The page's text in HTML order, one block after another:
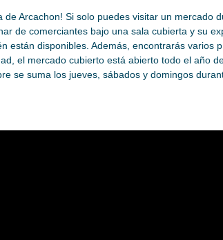
de Arcachon! Si solo puedes visitar un mercado
de comerciantes bajo una sala cubierta y su
están disponibles. Además, encontrarás varios
el mercado cubierto está abierto todo el año
se suma los jueves, sábados y domingos